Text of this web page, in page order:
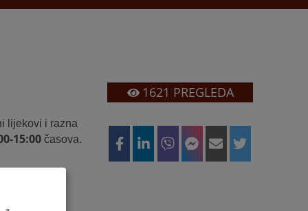
lijekovi i razna
15:00 časova.
1621 PREGLEDA